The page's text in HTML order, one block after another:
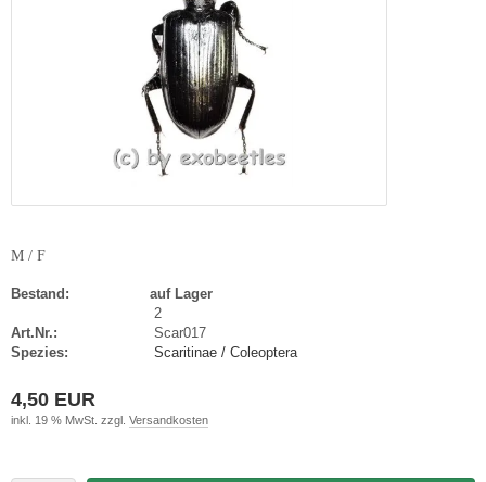
M / F
Bestand:
auf Lager
2
Art.Nr.:
Scar017
Spezies:
Scaritinae / Coleoptera
4,50 EUR
inkl. 19 % MwSt. zzgl. Versandkosten